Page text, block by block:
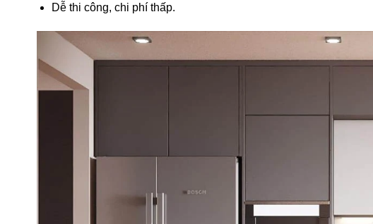
Dễ thi công, chi phí thấp.